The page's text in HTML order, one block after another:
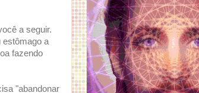
a seguir.
estômago a
fazendo
"abandonar